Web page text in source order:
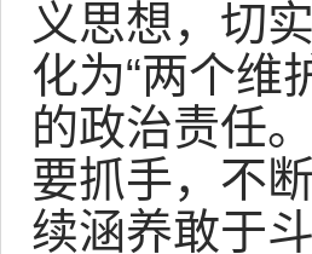
义思想，切
化为“两个维
的政治责任
要抓手，不
续涵养敢于